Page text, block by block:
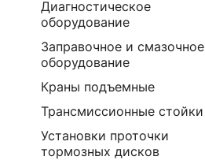
Диагностическое
оборудование
Заправочное и смазочное
оборудование
Краны подъемные
Трансмиссионные стойки
Установки проточки
тормозных дисков